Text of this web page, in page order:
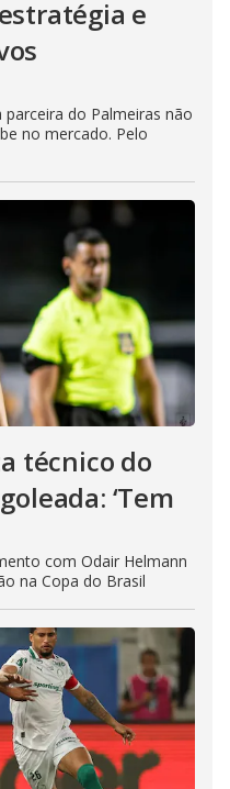
e
do Palmeiras não
no mercado. Pelo
técnico do
‘Tem
com Odair Helmann
na Copa do Brasil